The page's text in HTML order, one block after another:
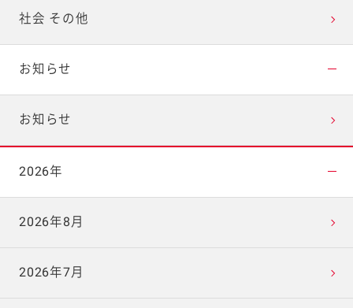
社会 その他
お知らせ
お知らせ
2026年
2026年8月
2026年7月